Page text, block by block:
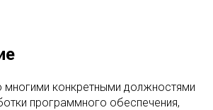
многими конкретными должностями
программного обеспечения,